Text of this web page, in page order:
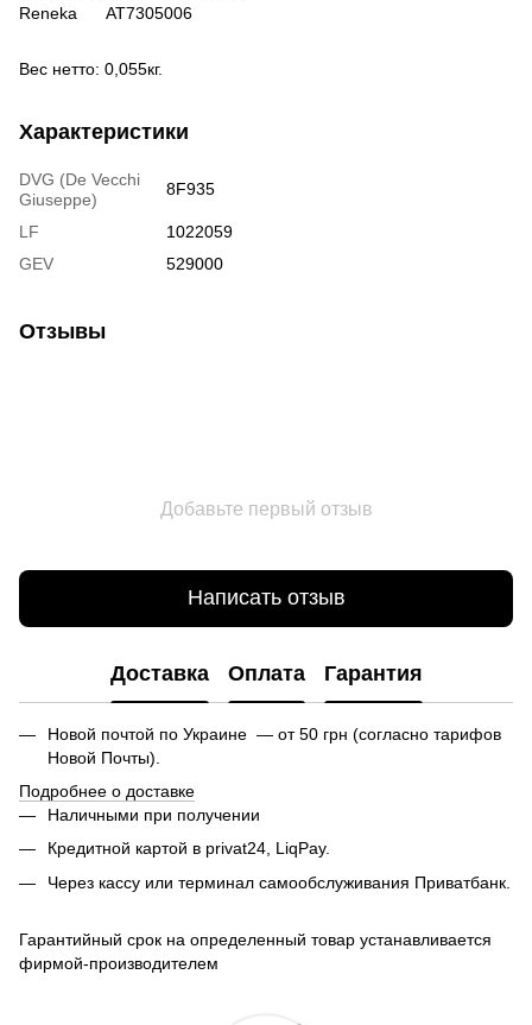
Reneka AT7305006
Вес нетто: 0,055кг.
Характеристики
DVG (De Vecchi
Giuseppe)
8F935
LF
1022059
GEV
529000
Отзывы
Добавьте первый отзыв
Написать отзыв
Доставка Оплата Гарантия
Новой почтой по Украине — от 50 грн (согласно тарифов
Новой Почты).
Подробнее о доставке
Наличными при получении
Кредитной картой в privat24, LiqPay.
Через кассу или терминал самообслуживания Приватбанк.
Гарантийный срок на определенный товар устанавливается
фирмой-производителем